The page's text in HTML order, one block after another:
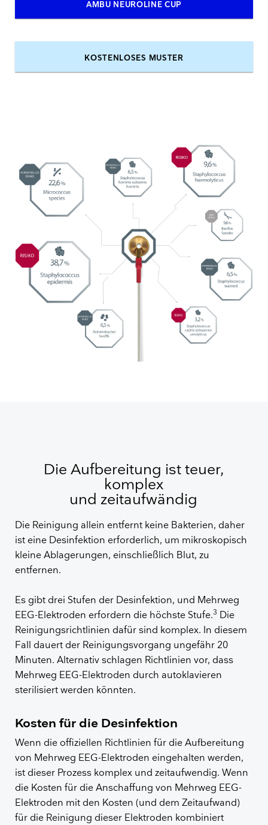
AMBU NEUROLINE CUP
KOSTENLOSES MUSTER
Die Aufbereitung ist teuer,
komplex
und zeitaufwändig
Die Reinigung allein entfernt keine Bakterien, daher
ist eine Desinfektion erforderlich, um mikroskopisch
kleine Ablagerungen, einschließlich Blut, zu
entfernen.
Es gibt drei Stufen der Desinfektion, und Mehrweg
EEG-Elektroden erfordern die höchste Stufe.3 Die
Reinigungsrichtlinien dafür sind komplex. In diesem
Fall dauert der Reinigungsvorgang ungefähr 20
Minuten. Alternativ schlagen Richtlinien vor, dass
Mehrweg EEG-Elektroden durch autoklavieren
sterilisiert werden könnten.
Kosten für die Desinfektion
Wenn die offiziellen Richtlinien für die Aufbereitung
von Mehrweg EEG-Elektroden eingehalten werden,
ist dieser Prozess komplex und zeitaufwendig. Wenn
die Kosten für die Anschaffung von Mehrweg EEG-
Elektroden mit den Kosten (und dem Zeitaufwand)
für die Reinigung dieser Elektroden kombiniert